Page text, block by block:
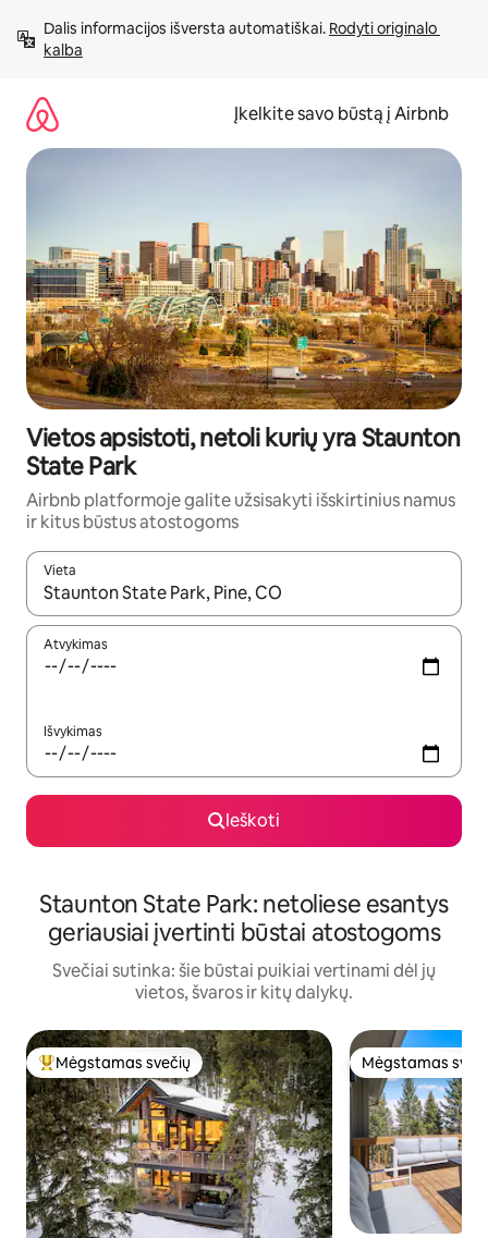
prie
turinio
Dalis informacijos išversta automatiškai. Rodyti originalo
kalba
Įkelkite savo būstą į Airbnb
Vietos apsistoti, netoli kurių yra Staunton
State Park
Airbnb platformoje galite užsisakyti išskirtinius namus
ir kitus būstus atostogoms
Vieta
Kai pasirodys paieškos rezultatai, juos naršyti galite
Atvykimas
Išvykimas
Ieškoti
Staunton State Park: netoliese esantys
geriausiai įvertinti būstai atostogoms
Svečiai sutinka: šie būstai puikiai vertinami dėl jų
vietos, švaros ir kitų dalykų.
Svečių mėgstamiausias
Mėgstamas svečių Mėgstamas
Mėgstamas